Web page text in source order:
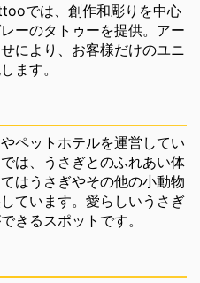
では、創作和彫りを中心
ーのタトゥーを提供。アー
により、お客様だけのユニ
ます。
やペットホテルを運営してい
は、うさぎとのふれあい体
はうさぎやその他の小動物
ています。愛らしいうさぎ
きるスポットです。